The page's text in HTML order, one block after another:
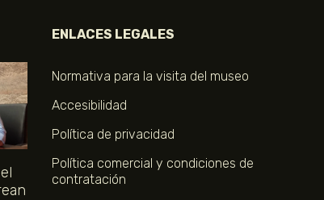
ENLACES LEGALES
Normativa para la visita del museo
Accesibilidad
Política de privacidad
Política comercial y condiciones de
contratación